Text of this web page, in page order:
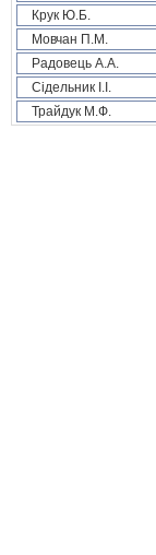
Крук Ю.Б.
Мовчан П.М.
Радовець А.А.
Сідельник І.І.
Трайдук М.Ф.